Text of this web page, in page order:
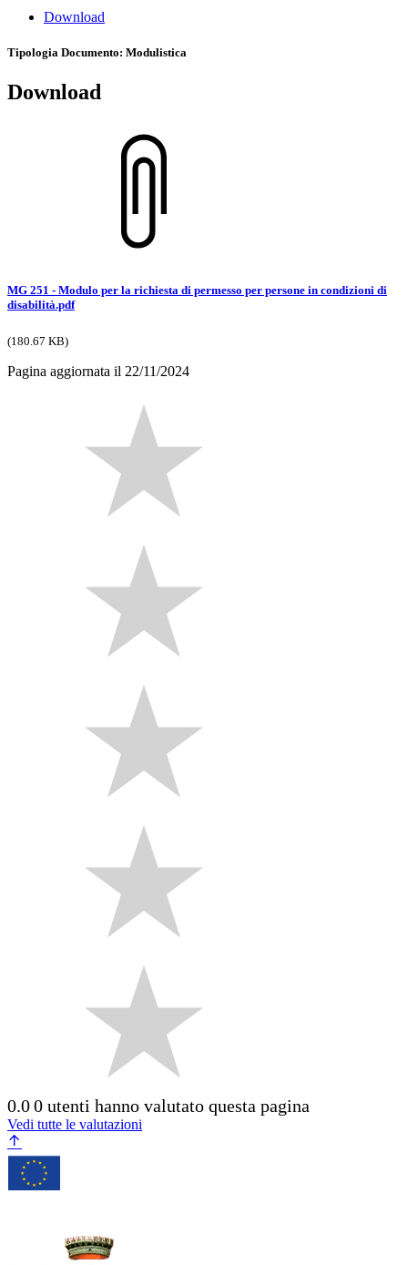
Download
Tipologia Documento: Modulistica
Download
MG 251 - Modulo per la richiesta di permesso per persone in condizioni di
disabilità.pdf
(180.67 KB)
Pagina aggiornata il 22/11/2024
0.00 utenti hanno valutato questa pagina
Vedi tutte le valutazioni